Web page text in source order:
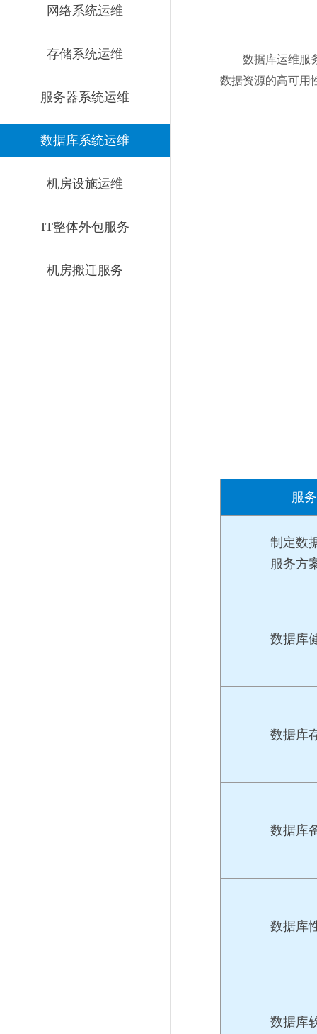
网络系统运维
存储系统运维
服务器系统运维
数据库系统运维
机房设施运维
IT整体外包服务
机房搬迁服务
数据库运维服
数据资源的高可用
服
制定数
服务方
数据库
数据库
数据库
数据库
数据库